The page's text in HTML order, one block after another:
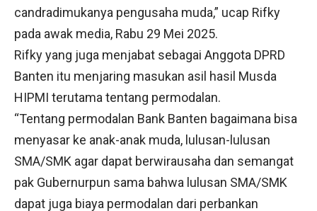
candradimukanya pengusaha muda,” ucap Rifky
pada awak media, Rabu 29 Mei 2025.
Rifky yang juga menjabat sebagai Anggota DPRD
Banten itu menjaring masukan asil hasil Musda
HIPMI terutama tentang permodalan.
“Tentang permodalan Bank Banten bagaimana bisa
menyasar ke anak-anak muda, lulusan-lulusan
SMA/SMK agar dapat berwirausaha dan semangat
pak Gubernurpun sama bahwa lulusan SMA/SMK
dapat juga biaya permodalan dari perbankan